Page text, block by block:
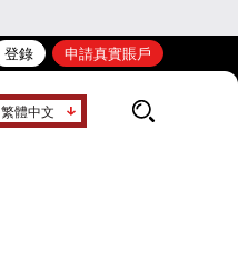
登錄 申請真實賬戶
繁體中文